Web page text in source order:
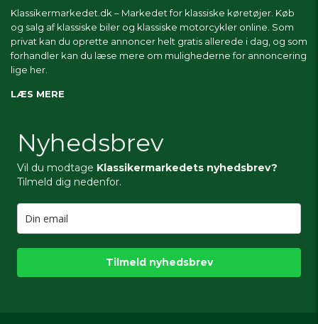
Klassikermarkedet.dk – Markedet for klassiske køretøjer. Køb
og salg af klassiske biler og klassiske motorcykler online. Som
privat kan du oprette annoncer helt gratis allerede i dag, og som
forhandler kan du læse mere om mulighederne for annoncering
lige her.
LÆS MERE
Nyhedsbrev
Vil du modtage Klassikermarkedets nyhedsbrev?
Tilmeld dig nedenfor.
Tilmeld nyhedsbrev